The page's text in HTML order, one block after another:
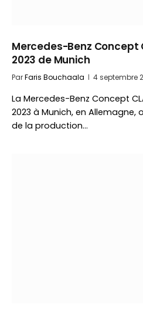
Mercedes-Benz Concept
2023 de Munich
ParFaris Bouchaala 4 septembre
La Mercedes-Benz Concept
2023 à Munich, en
de la production…